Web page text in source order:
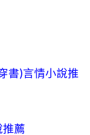
書)言情小說推
推薦